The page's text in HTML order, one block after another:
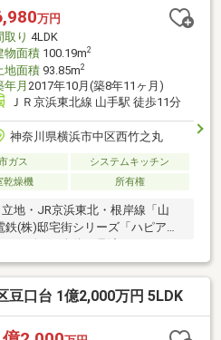
ます。無理なお支払いにならな
ニングを行いながら、物件をご
万円
取り 4LDK
物面積100.19m2
地面積93.85m2
年月 2017年10月(築8年11ヶ月)
ＪＲ京浜東北線 山手駅 徒歩11分
神奈川県横浜市中区西竹之丸
ガス
システムキッチン
乾燥機 所有権
地・JR京浜東北・根岸線「山
(株)邸宅街シリーズ「ハピアガ
能なロッジロフト有・洋室2室は
キュリティシステム(契約費用
車スペース有(車種による)▼設
ター※敷地の一部は建ぺい率
い探しをお手伝いします
豆口台 1億2,000万円 5LDK